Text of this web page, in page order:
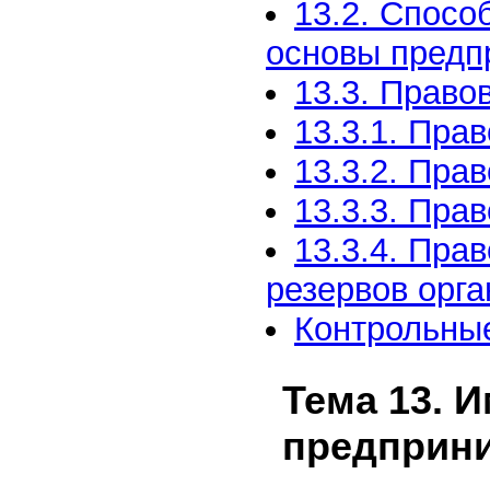
13.2.
основы
13.3.
13.3.1.
13.3.2.
13.3.3.
13.3.4.
резервов
Тема 13.